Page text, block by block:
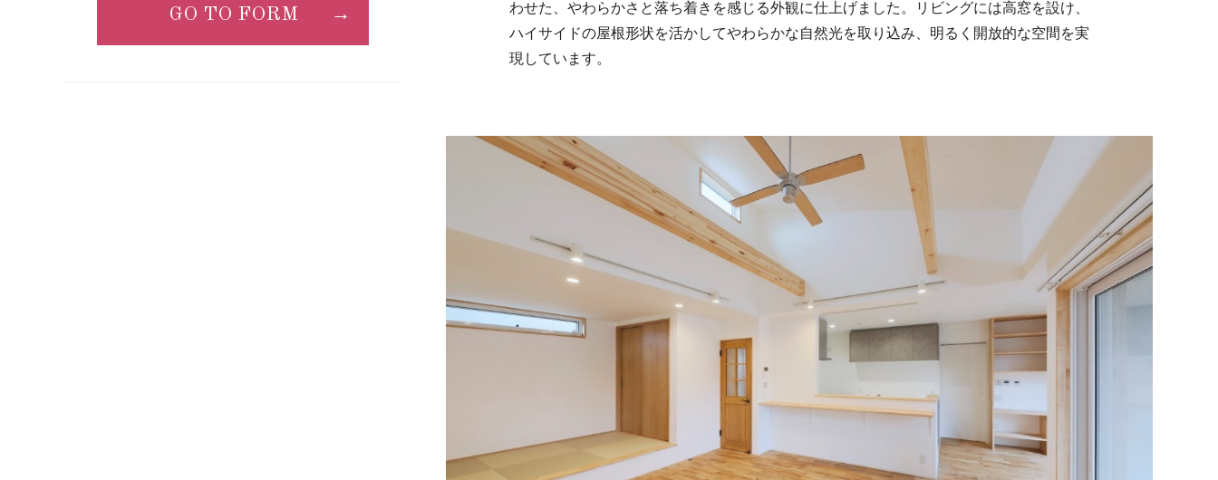
GO TO FORM →
わせた、やわらかさと落ち着きを感じる外観に仕上げました。リビングには高窓を設け、
ハイサイドの屋根形状を活かしてやわらかな自然光を取り込み、明るく開放的な空間を実
現しています。